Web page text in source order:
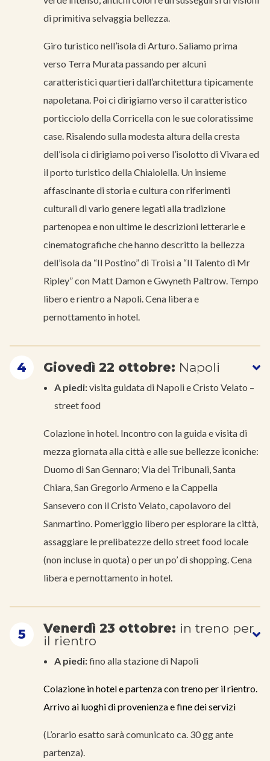
di primitiva selvaggia bellezza.
Giro turistico nell’isola di Arturo. Saliamo prima
verso Terra Murata passando per alcuni
caratteristici quartieri dall’architettura tipicamente
napoletana. Poi ci dirigiamo verso il caratteristico
porticciolo della Corricella con le sue coloratissime
case. Risalendo sulla modesta altura della cresta
dell’isola ci dirigiamo poi verso l’isolotto di Vivara ed
il porto turistico della Chiaiolella. Un insieme
affascinante di storia e cultura con riferimenti
culturali di vario genere legati alla tradizione
partenopea e non ultime le descrizioni letterarie e
cinematografiche che hanno descritto la bellezza
dell’isola da “Il Postino” di Troisi a “Il Talento di Mr
Ripley” con Matt Damon e Gwyneth Paltrow. Tempo
libero e rientro a Napoli. Cena libera e
pernottamento in hotel.
4 Giovedì 22 ottobre: Napoli
A piedi:visita guidata di Napoli e Cristo Velato –
street food
Colazione in hotel. Incontro con la guida e visita di
mezza giornata alla città e alle sue bellezze iconiche:
Duomo di San Gennaro; Via dei Tribunali, Santa
Chiara, San Gregorio Armeno e la Cappella
Sansevero con il Cristo Velato, capolavoro del
Sanmartino. Pomeriggio libero per esplorare la città,
assaggiare le prelibatezze dello street food locale
(non incluse in quota) o per un po’ di shopping. Cena
libera e pernottamento in hotel.
5 Venerdì 23 ottobre: in treno per
il rientro
A piedi:fino alla stazione di Napoli
Colazione in hotel e partenza con treno per il rientro.
Arrivo ai luoghi di provenienza e fine dei servizi
(L’orario esatto sarà comunicato ca. 30 gg ante
partenza).